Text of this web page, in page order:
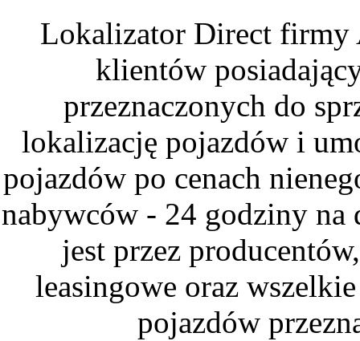
Lokalizator Direct firmy
klientów
przeznaczonych do
lokalizację pojazdów i
pojazdów po cenach
nabywców - 24 godziny
jest przez
leasingowe oraz
pojazdów